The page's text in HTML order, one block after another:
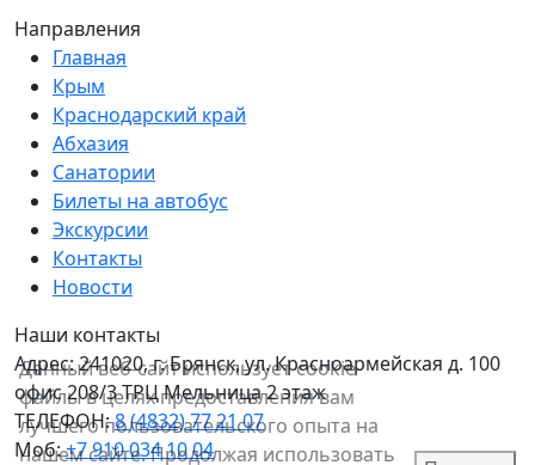
Направления
Главная
Крым
Краснодарский край
Абхазия
Санатории
Билеты на автобус
Экскурсии
Контакты
Новости
Наши контакты
Адрес:241020, г. Брянск, ул. Красноармейская д. 100
офис 208/3 ТРЦ Мельница 2 этаж
ТЕЛЕФОН:8 (4832) 77 21 07
Моб:+7 910 034 10 04
Данный веб-сайт использует cookie-
файлы в целях предоставления вам
лучшего пользовательского опыта на
нашем сайте. Продолжая использовать